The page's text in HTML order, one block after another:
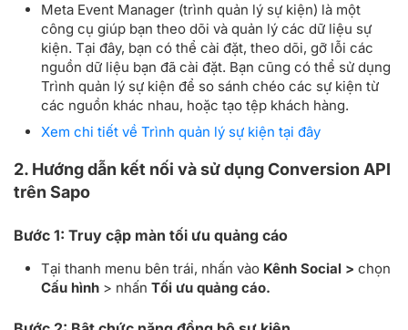
Meta Event Manager (trình quản lý sự kiện) là một
công cụ giúp bạn theo dõi và quản lý các dữ liệu sự
kiện. Tại đây, bạn có thể cài đặt, theo dõi, gỡ lỗi các
nguồn dữ liệu bạn đã cài đặt. Bạn cũng có thể sử dụng
Trình quản lý sự kiện để so sánh chéo các sự kiện từ
các nguồn khác nhau, hoặc tạo tệp khách hàng.
Xem chi tiết về Trình quản lý sự kiện tại đây
2. Hướng dẫn kết nối và sử dụng Conversion API
trên Sapo
Bước 1: Truy cập màn tối ưu quảng cáo
Tại thanh menu bên trái, nhấn vào Kênh Social > chọn
Cấu hình > nhấn Tối ưu quảng cáo.